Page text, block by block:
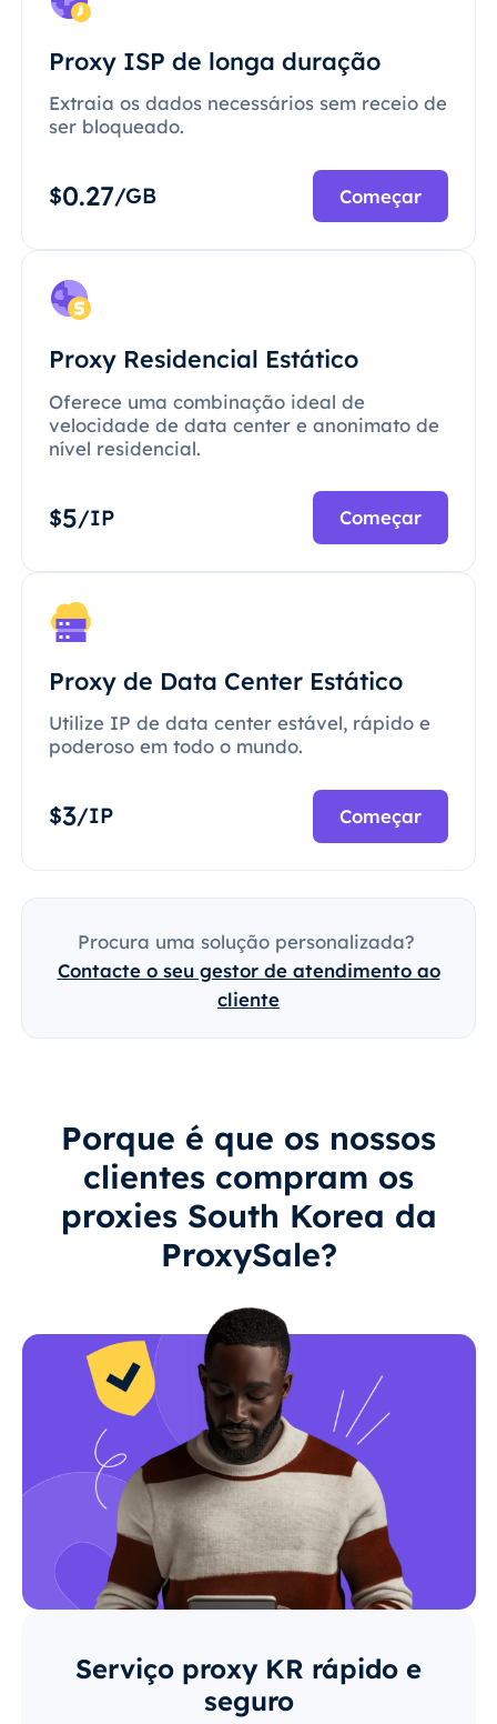
Proxy ISP de longa duração
Extraia os dados necessários sem receio de
ser bloqueado.
$0.27/GB Começar
Proxy Residencial Estático
Oferece uma combinação ideal de
velocidade de data center e anonimato de
nível residencial.
$5/IP Começar
Proxy de Data Center Estático
Utilize IP de data center estável, rápido e
poderoso em todo o mundo.
$3/IP Começar
Procura uma solução personalizada?
Contacte o seu gestor de atendimento ao
cliente
Porque é que os nossos
clientes compram os
proxies South Korea da
ProxySale?
Serviço proxy KR rápido e
seguro